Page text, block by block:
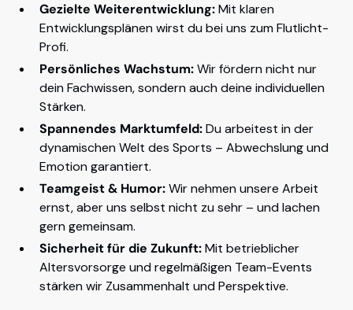
Gezielte Weiterentwicklung:Mit klaren
Entwicklungsplänen wirst du bei uns zum Flutlicht-
Profi.
Persönliches Wachstum:Wir fördern nicht nur
dein Fachwissen, sondern auch deine individuellen
Stärken.
Spannendes Marktumfeld:Du arbeitest in der
dynamischen Welt des Sports – Abwechslung und
Emotion garantiert.
Teamgeist & Humor:Wir nehmen unsere Arbeit
ernst, aber uns selbst nicht zu sehr – und lachen
gern gemeinsam.
Sicherheit für die Zukunft:Mit betrieblicher
Altersvorsorge und regelmäßigen Team-Events
stärken wir Zusammenhalt und Perspektive.